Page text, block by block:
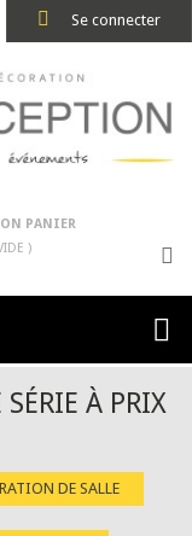
Se connecter
PANIER
)
À PRIX
DE SALLE